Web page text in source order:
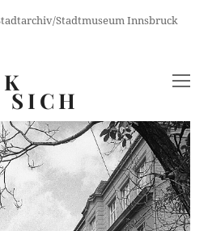
Stadtmuseum Innsbruck
SICH